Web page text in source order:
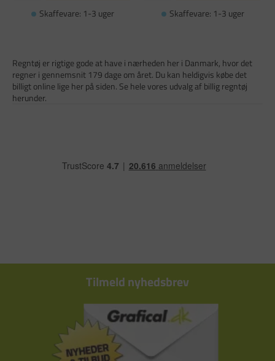
Skaffevare: 1-3 uger Skaffevare: 1-3 uger
Regntøj er rigtige gode at have i nærheden her i Danmark, hvor det
regner i gennemsnit 179 dage om året. Du kan heldigvis købe det
billigt online lige her på siden. Se hele vores udvalg af billig regntøj
herunder.
Tilmeld nyhedsbrev